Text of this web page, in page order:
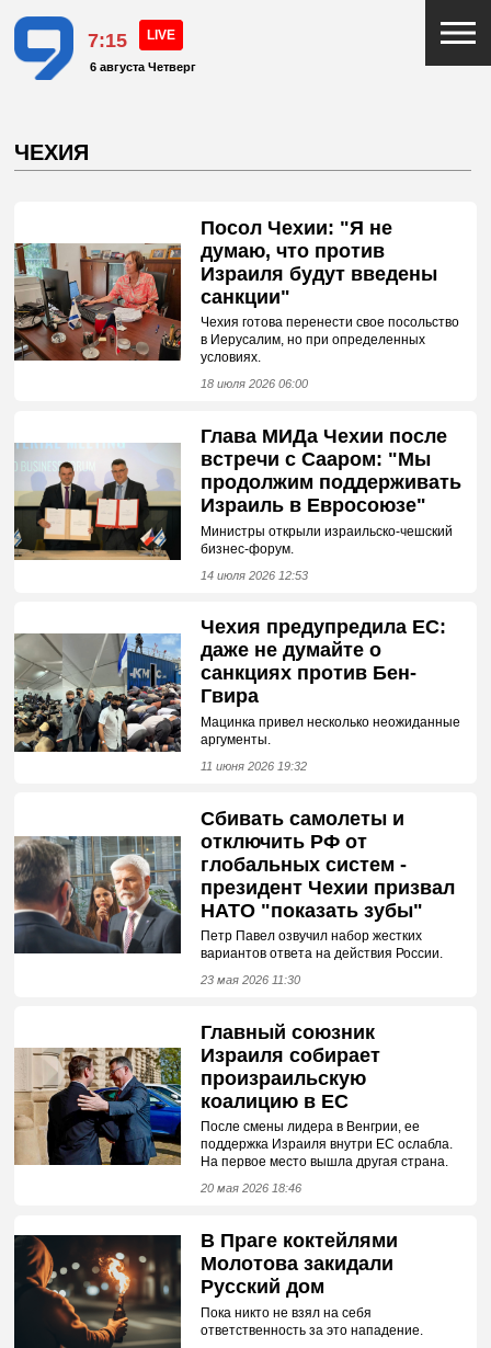
7:15
6 августа Четверг
ЧЕХИЯ
Посол Чехии: "Я не
думаю, что против
Израиля будут введены
санкции"
Чехия готова перенести свое посольство
в Иерусалим, но при определенных
условиях.
18 июля 2026 06:00
Глава МИДа Чехии после
встречи с Сааром: "Мы
продолжим поддерживать
Израиль в Евросоюзе"
Министры открыли израильско-чешский
бизнес-форум.
14 июля 2026 12:53
Чехия предупредила ЕС:
даже не думайте о
санкциях против Бен-
Гвира
Мацинка привел несколько неожиданные
аргументы.
11 июня 2026 19:32
Сбивать самолеты и
отключить РФ от
глобальных систем -
президент Чехии призвал
НАТО "показать зубы"
Петр Павел озвучил набор жестких
вариантов ответа на действия России.
23 мая 2026 11:30
Главный союзник
Израиля собирает
произраильскую
коалицию в ЕС
После смены лидера в Венгрии, ее
поддержка Израиля внутри ЕС ослабла.
На первое место вышла другая страна.
20 мая 2026 18:46
В Праге коктейлями
Молотова закидали
Русский дом
Пока никто не взял на себя
ответственность за это нападение.